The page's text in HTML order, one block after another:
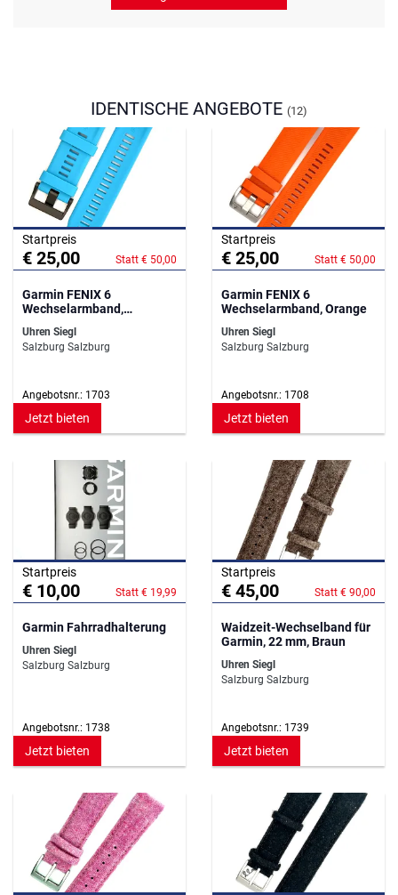
IDENTISCHE ANGEBOTE (12)
Startpreis
€ 25,00 Statt € 50,00
Garmin FENIX 6
Wechselarmband,
Cyanblau
Uhren Siegl
Salzburg Salzburg
Angebotsnr.: 1703
Jetzt bieten
Startpreis
€ 25,00 Statt € 50,00
Garmin FENIX 6
Wechselarmband, Orange
Uhren Siegl
Salzburg Salzburg
Angebotsnr.: 1708
Jetzt bieten
Startpreis
€ 10,00 Statt € 19,99
Garmin Fahrradhalterung
Uhren Siegl
Salzburg Salzburg
Angebotsnr.: 1738
Jetzt bieten
Startpreis
€ 45,00 Statt € 90,00
Waidzeit-Wechselband für
Garmin, 22 mm, Braun
Uhren Siegl
Salzburg Salzburg
Angebotsnr.: 1739
Jetzt bieten